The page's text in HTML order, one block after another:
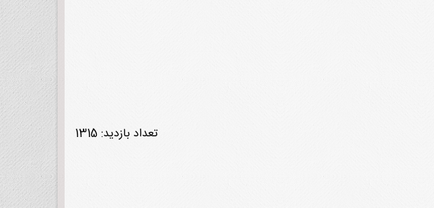
تعداد بازدید: 1315